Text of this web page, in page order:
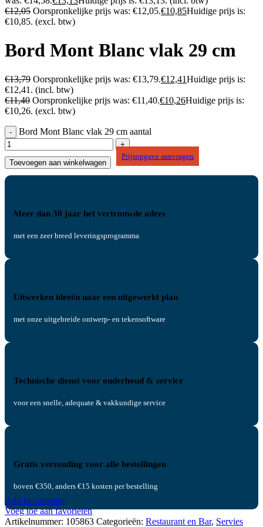
€12,05 Oorspronkelijke prijs was: €12,05.€10,85Huidige prijs is:
€10,85. (excl. btw)
Bord Mont Blanc vlak 29 cm
€13,79 Oorspronkelijke prijs was: €13,79.€12,41Huidige prijs is:
€12,41. (incl. btw)
€11,40 Oorspronkelijke prijs was: €11,40.€10,26Huidige prijs is:
€10,26. (excl. btw)
Bord Mont Blanc vlak 29 cm aantal
Toevoegen aan winkelwagen
Prijsopgave aanvragen
Meer dan 30 jaar het vertrouwde adres
met een zeer breed leveringsprogramma
Uitwerken ideeën naar een uitgewerkt plan
met onze uitgebreide ontwerp- en tekensoftware
Technische dienst voor onderhoud & service
voor een snelle, adequate & vakkundige service
Gratis verzending voor alle bestellingen
boven €350, anders €15 kosten per bestelling
Add to compare
Voeg toe aan favorieten
Artikelnummer: 105863 Categorieën: Restaurant en Bar, Servies